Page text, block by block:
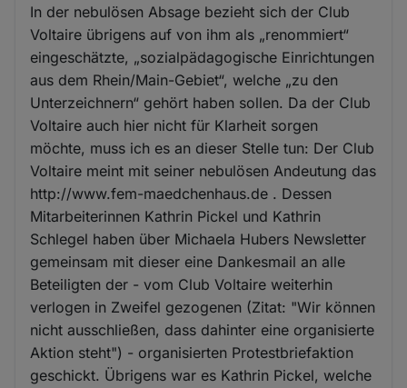
In der nebulösen Absage bezieht sich der Club
Voltaire übrigens auf von ihm als „renommiert“
eingeschätzte, „sozialpädagogische Einrichtungen
aus dem Rhein/Main-Gebiet“, welche „zu den
Unterzeichnern“ gehört haben sollen. Da der Club
Voltaire auch hier nicht für Klarheit sorgen
möchte, muss ich es an dieser Stelle tun: Der Club
Voltaire meint mit seiner nebulösen Andeutung das
http://www.fem-maedchenhaus.de . Dessen
Mitarbeiterinnen Kathrin Pickel und Kathrin
Schlegel haben über Michaela Hubers Newsletter
gemeinsam mit dieser eine Dankesmail an alle
Beteiligten der - vom Club Voltaire weiterhin
verlogen in Zweifel gezogenen (Zitat: "Wir können
nicht ausschließen, dass dahinter eine organisierte
Aktion steht") - organisierten Protestbriefaktion
geschickt. Übrigens war es Kathrin Pickel, welche